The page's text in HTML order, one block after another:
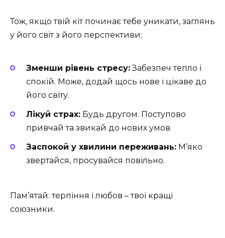
Тож, якщо твій кіт починає тебе уникати, заглянь
у його світ з його перспективи:
Зменши рівень стресу:Забезпеч тепло і
спокій. Може, додай щось нове і цікаве до
його світу.
Лікуй страх: Будь другом. Поступово
привчай та звикай до нових умов.
Заспокой у хвилини переживань: М’яко
звертайся, просувайся повільно.
Пам’ятай: терпіння і любов – твої кращі
союзники.